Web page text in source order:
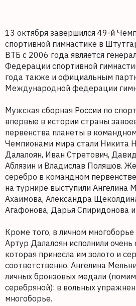
13 октября завершился 49-й
спортивной гимнастике в
ВТБ с 2006 года является
Федерации спортивной
года также и официальным
Международной федерации
Мужская сборная России по
впервые в истории страны
первенства планеты в
Чемпионами мира стали Никита
Далалоян, Иван Стретович,
Аблязин и Владислав Поляшов.
серебро в командном
на турнире выступили Ангелина
Ахаимова, Александра
Агафонова, Дарья Спиридонова
Кроме того, в личном
Артур Далалоян исполнили
которая принесла им золото и
соответственно. Ангелина
личных бронзовых медали
серебряной): в вольных
многоборье.